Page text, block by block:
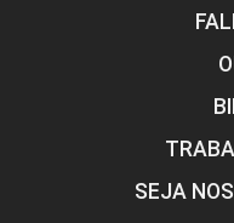
SEJA